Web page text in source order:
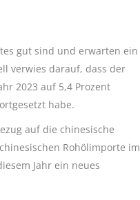
gut sind und erwarten ein
verwies darauf, dass der
2023 auf 5,4 Prozent
habe.
auf die chinesische
Rohölimporte im
Jahr ein neues